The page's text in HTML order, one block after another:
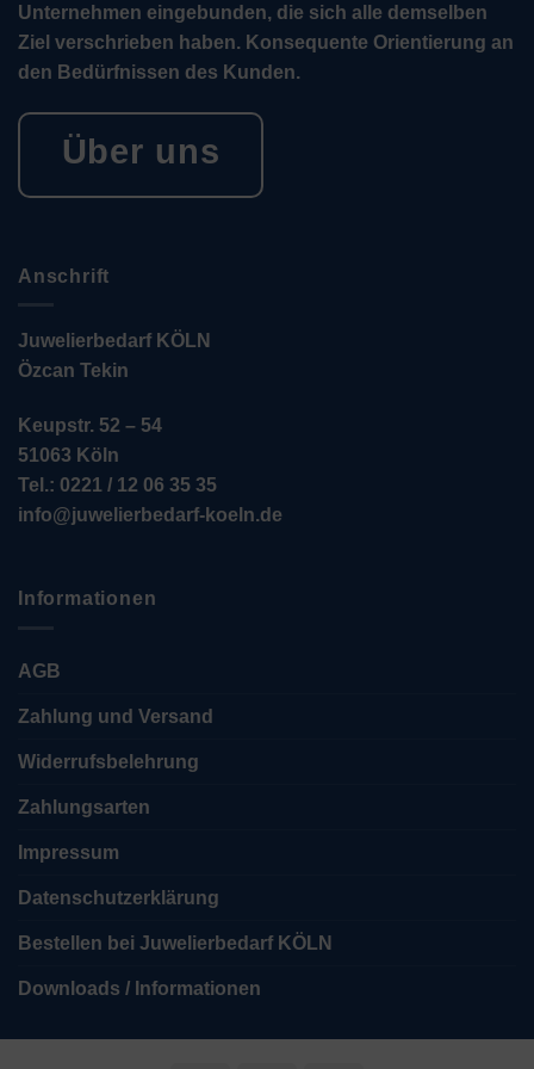
Unternehmen eingebunden, die sich alle demselben
Ziel verschrieben haben. Konsequente Orientierung an
den Bedürfnissen des Kunden.
Über uns
Anschrift
Juwelierbedarf KÖLN
Özcan Tekin
Keupstr. 52 – 54
51063 Köln
Tel.: 0221 / 12 06 35 35
info@juwelierbedarf-koeln.de
Informationen
AGB
Zahlung und Versand
Widerrufsbelehrung
Zahlungsarten
Impressum
Datenschutzerklärung
Bestellen bei Juwelierbedarf KÖLN
Downloads / Informationen